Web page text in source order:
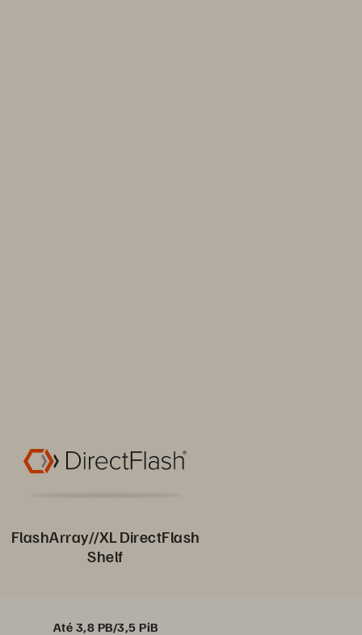
FlashArray//XL DirectFlash
Shelf
Até 3,8 PB/3,5 PiB